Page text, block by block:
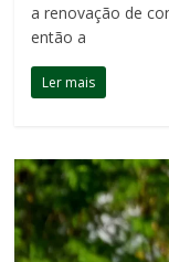
a renovação de
então a
Ler mais